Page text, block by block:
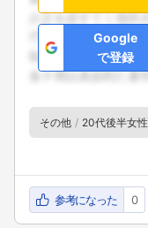
Google
で登録
その他 20代後半女性
参考になった 0